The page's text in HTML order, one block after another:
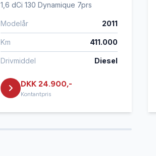
1,6 dCi 130 Dynamique 7prs
Modelår 2011
Km 411.000
Drivmiddel Diesel
DKK 24.900,-
Kontantpris